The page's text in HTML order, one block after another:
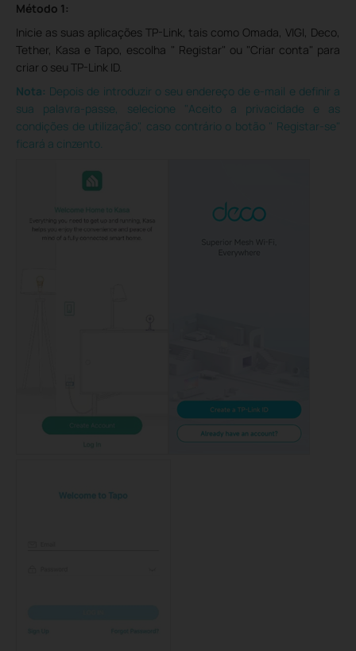
Método 1:
Inicie as suas aplicações TP-Link, tais como Omada, VIGI, Deco,
Tether, Kasa e Tapo, escolha " Registar" ou "Criar conta" para
criar o seu TP-Link ID.
Nota: Depois de introduzir o seu endereço de e-mail e definir a
sua palavra-passe, selecione "Aceito a privacidade e as
condições de utilização", caso contrário o botão " Registar-se"
ficará a cinzento.